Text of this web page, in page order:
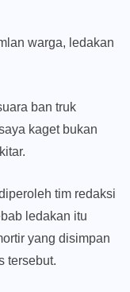
warga, ledakan
ban truk
kaget bukan
tim redaksi
ledakan itu
yang disimpan
tersebut.